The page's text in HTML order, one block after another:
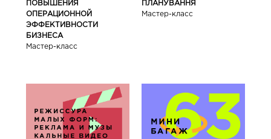
ПОВЫШЕНИЯ
ОПЕРАЦИОННОЙ
ЭФФЕКТИВНОСТИ
БИЗНЕСА
Мастер-класс
ПЛАНУВАННЯ
Мастер-класс